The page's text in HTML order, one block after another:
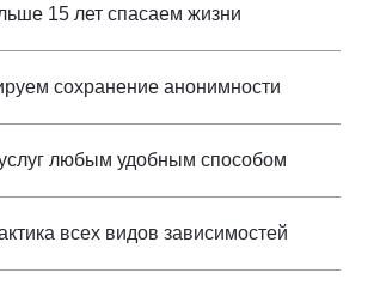
15 лет спасаем жизни
сохранение анонимности
любым удобным способом
всех видов зависимостей